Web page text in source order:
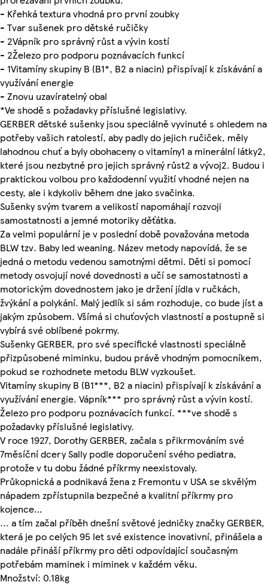
- Křehká textura vhodná pro první zoubky
- Tvar sušenek pro dětské ručičky
- 2Vápník pro správný růst a vývin kostí
- 2Železo pro podporu poznávacích funkcí
- 1Vitamíny skupiny B (B1*, B2 a niacin) přispívají k získávání a
využívání energie
- Znovu uzavíratelný obal
*Ve shodě s požadavky příslušné legislativy.
GERBER dětské sušenky jsou speciálně vyvinuté s ohledem na
potřeby vašich ratolestí, aby padly do jejich ručiček, měly
lahodnou chuť a byly obohaceny o vitamíny1 a minerální látky2,
které jsou nezbytné pro jejich správný růst2 a vývoj2. Budou i
praktickou volbou pro každodenní využití vhodné nejen na
cesty, ale i kdykoliv během dne jako svačinka.
Sušenky svým tvarem a velikostí napomáhají rozvoji
samostatnosti a jemné motoriky děťátka.
Za velmi populární je v poslední době považována metoda
BLW tzv. Baby led weaning. Název metody napovídá, že se
jedná o metodu vedenou samotnými dětmi. Děti si pomocí
metody osvojují nové dovednosti a učí se samostatnosti a
motorickým dovednostem jako je držení jídla v ručkách,
žvýkání a polykání. Malý jedlík si sám rozhoduje, co bude jíst a
jakým způsobem. Všímá si chuťových vlastností a postupně si
vybírá své oblíbené pokrmy.
Sušenky GERBER, pro své specifické vlastnosti speciálně
přizpůsobené miminku, budou právě vhodným pomocníkem,
pokud se rozhodnete metodu BLW vyzkoušet.
Vitamíny skupiny B (B1***, B2 a niacin) přispívají k získávání a
využívání energie. Vápník*** pro správný růst a vývin kostí.
Železo pro podporu poznávacích funkcí. ***ve shodě s
požadavky příslušné legislativy.
V roce 1927, Dorothy GERBER, začala s přikrmováním své
7měsíční dcery Sally podle doporučení svého pediatra,
protože v tu dobu žádné příkrmy neexistovaly.
Průkopnická a podnikavá žena z Fremontu v USA se skvělým
nápadem zpřístupnila bezpečné a kvalitní příkrmy pro
kojence…
... a tím začal příběh dnešní světové jedničky značky GERBER,
která je po celých 95 let své existence inovativní, přinášela a
nadále přináší příkrmy pro děti odpovídající současným
potřebám maminek i miminek v každém věku.
Množství: 0.18kg